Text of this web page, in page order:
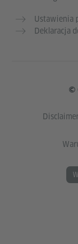
Ustawienia
Deklaracja
©